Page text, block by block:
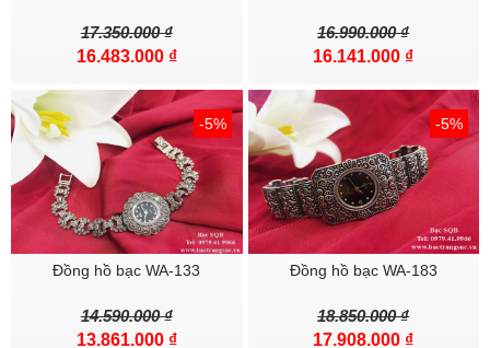
17.350.000 ₫
16.483.000 ₫
16.990.000 ₫
16.141.000 ₫
-5%
Đồng hồ bạc WA-133
14.590.000 ₫
13.861.000 ₫
-5%
Đồng hồ bạc WA-183
18.850.000 ₫
17.908.000 ₫